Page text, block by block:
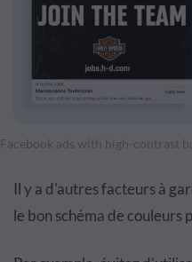
Facebook ads with high-contrast
Il y a d'autres facteurs à
le bon schéma de couleurs